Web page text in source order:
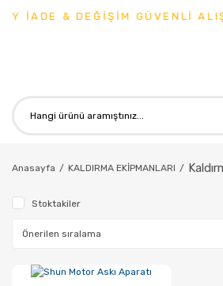
İADE & DEĞİŞİM GÜVENLİ
Anasayfa KALDIRMA EKİPMANLARI
Stoktakiler